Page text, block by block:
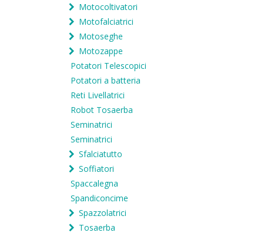
Motocoltivatori
Motofalciatrici
Motoseghe
Motozappe
Potatori Telescopici
Potatori a batteria
Reti Livellatrici
Robot Tosaerba
Seminatrici
Seminatrici
Sfalciatutto
Soffiatori
Spaccalegna
Spandiconcime
Spazzolatrici
Tosaerba